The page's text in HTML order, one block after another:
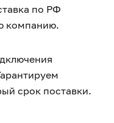
по РФ
компанию.
срок поставки.